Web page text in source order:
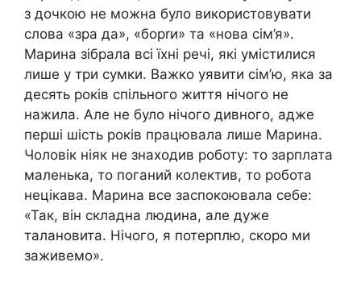
з дочкою не можна було використовувати
слова «зра да», «борrи» та «нова сім’я».
Марина зібрала всі їхні речі, які умістилися
лише у три сумки. Важко уявити сім’ю, яка за
десять років спільного життя нічого не
нажила. Але не було нічого дивного, адже
перші шість років працювала лише Марина.
Чоловік ніяк не знаходив роботу: то зарплата
маленька, то поганий колектив, то робота
нецікава. Марина все заспокоювала себе:
«Так, він складна людина, але дуже
талановита. Нічого, я потерплю, скоро ми
заживемо».